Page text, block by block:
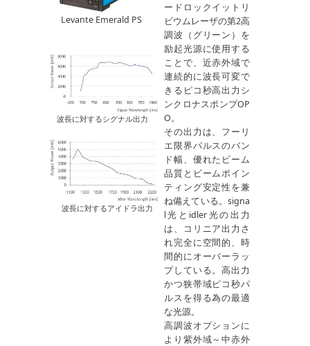
Levante Emerald PS
波長に対するシグナル出力
波長に対するアイドラ出力
ードロックイットリ
ビウムレーザの第2高
調波（グリーン）を
励起光源に使用する
ことで、近赤外域で
連続的に波長可変で
きるピコ秒高出力シ
ンクロナスポンプOP
O。
その出力は、フーリ
エ限界パルスのバン
ド幅、優れたビーム
品質とビームポイン
ティング安定性を兼
ね備えている。signa
l光とidler光の出力
は、コリニア出力さ
れ完全に空間的、時
間的にオーバーラッ
プしている。高出力
かつ狭帯域ピコ秒パ
ルスを得る為の最適
な光源。
高調波オプションに
より紫外域～中赤外